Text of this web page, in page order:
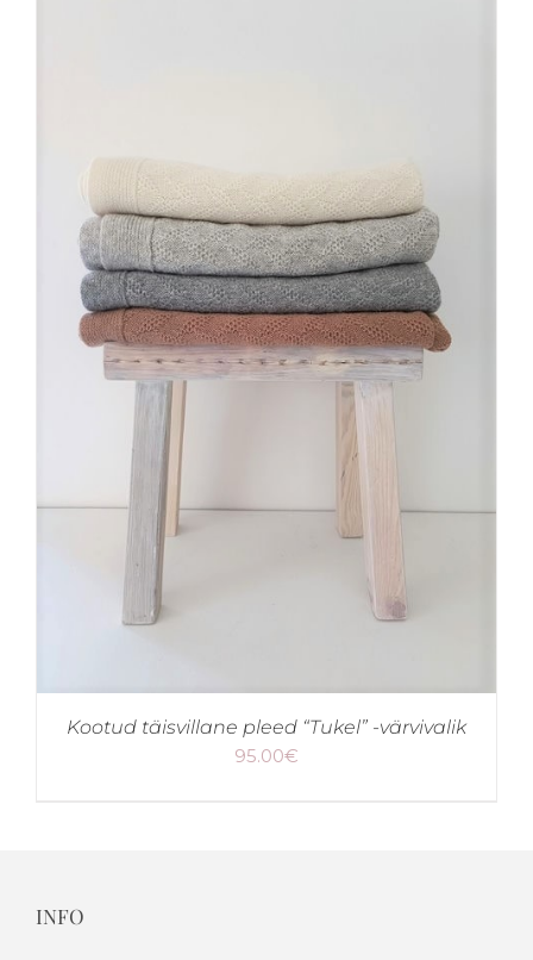
Kootud täisvillane pleed “Tukel” -värvivalik
95.00€
INFO